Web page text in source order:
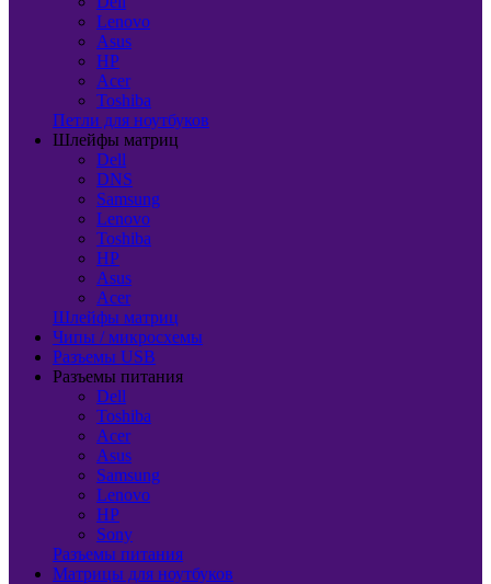
Lenovo
Asus
HP
Acer
Toshiba
Петли для ноутбуков
Шлейфы матриц
Dell
DNS
Samsung
Lenovo
Toshiba
HP
Asus
Acer
Шлейфы матриц
Чипы / микросхемы
Разъемы USB
Разъемы питания
Dell
Toshiba
Acer
Asus
Samsung
Lenovo
HP
Sony
Разъемы питания
Матрицы для ноутбуков